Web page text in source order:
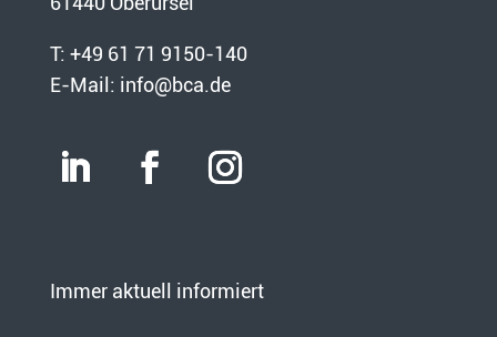
T: +49 61 71 9150-140
E-Mail: info@bca.de
Immer aktuell informiert